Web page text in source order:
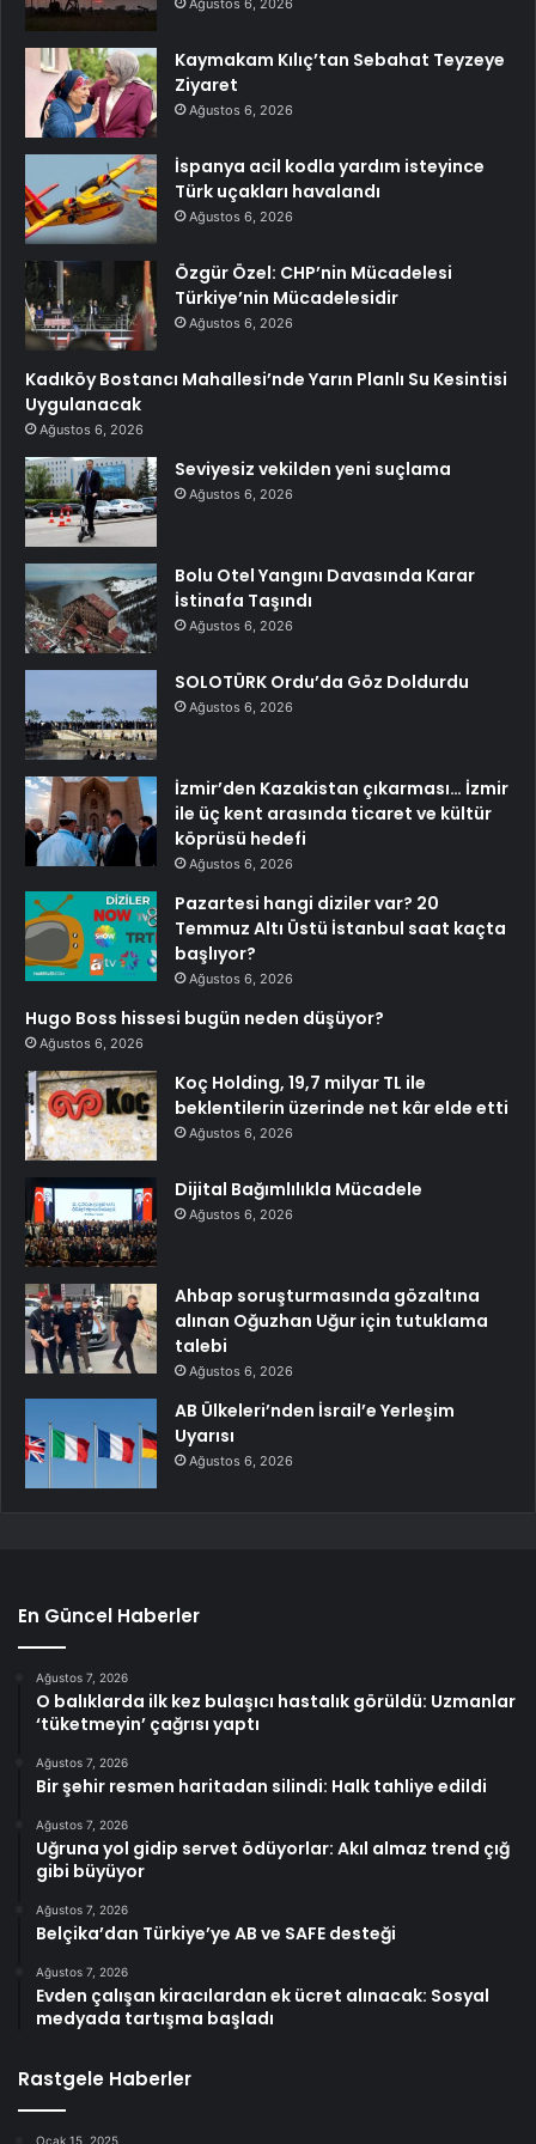
Ağustos 6, 2026
Kaymakam Kılıç’tan Sebahat Teyzeye
Ziyaret
Ağustos 6, 2026
İspanya acil kodla yardım isteyince
Türk uçakları havalandı
Ağustos 6, 2026
Özgür Özel: CHP’nin Mücadelesi
Türkiye’nin Mücadelesidir
Ağustos 6, 2026
Kadıköy Bostancı Mahallesi’nde Yarın Planlı Su Kesintisi
Uygulanacak
Ağustos 6, 2026
Seviyesiz vekilden yeni suçlama
Ağustos 6, 2026
Bolu Otel Yangını Davasında Karar
İstinafa Taşındı
Ağustos 6, 2026
SOLOTÜRK Ordu’da Göz Doldurdu
Ağustos 6, 2026
İzmir’den Kazakistan çıkarması… İzmir
ile üç kent arasında ticaret ve kültür
köprüsü hedefi
Ağustos 6, 2026
Pazartesi hangi diziler var? 20
Temmuz Altı Üstü İstanbul saat kaçta
başlıyor?
Ağustos 6, 2026
Hugo Boss hissesi bugün neden düşüyor?
Ağustos 6, 2026
Koç Holding, 19,7 milyar TL ile
beklentilerin üzerinde net kâr elde etti
Ağustos 6, 2026
Dijital Bağımlılıkla Mücadele
Ağustos 6, 2026
Ahbap soruşturmasında gözaltına
alınan Oğuzhan Uğur için tutuklama
talebi
Ağustos 6, 2026
AB Ülkeleri’nden İsrail’e Yerleşim
Uyarısı
Ağustos 6, 2026
En Güncel Haberler
Ağustos 7, 2026
O balıklarda ilk kez bulaşıcı hastalık görüldü: Uzmanlar
‘tüketmeyin’ çağrısı yaptı
Ağustos 7, 2026
Bir şehir resmen haritadan silindi: Halk tahliye edildi
Ağustos 7, 2026
Uğruna yol gidip servet ödüyorlar: Akıl almaz trend çığ
gibi büyüyor
Ağustos 7, 2026
Belçika’dan Türkiye’ye AB ve SAFE desteği
Ağustos 7, 2026
Evden çalışan kiracılardan ek ücret alınacak: Sosyal
medyada tartışma başladı
Rastgele Haberler
Ocak 15, 2025